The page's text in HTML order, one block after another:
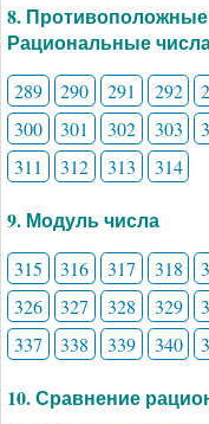
8.
Рациональные
289 290 291 292
300
301 302 303
311
312 313 314
9. Модуль числа
315 316 317 318
326
327 328 329
337
338 339 340
10. Сравнение